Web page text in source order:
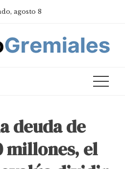
agosto 8
deuda de
millones, el